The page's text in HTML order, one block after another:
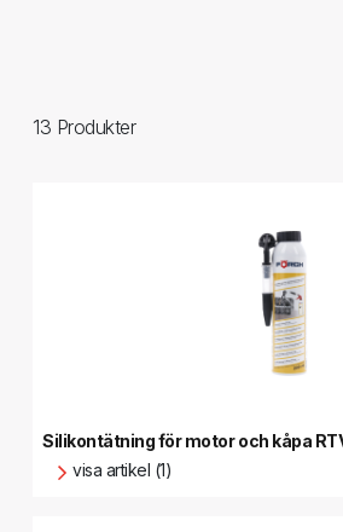
13 Produkter
Silikontätning för motor och kåpa
visa artikel (1)